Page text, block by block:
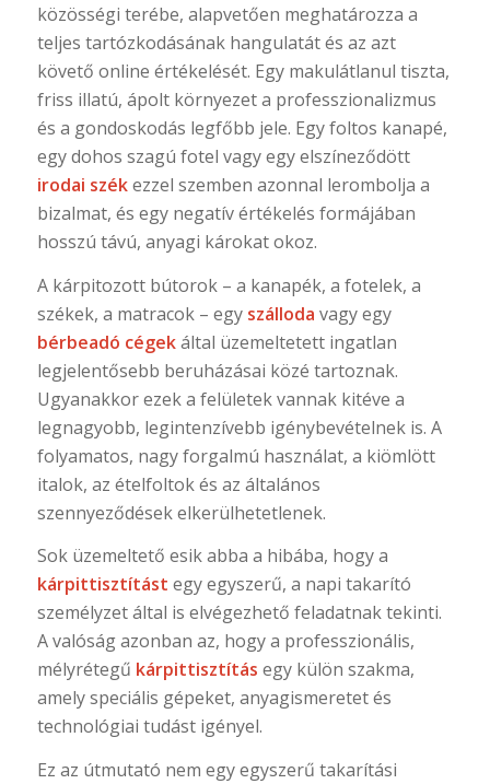
közösségi terébe, alapvetően meghatározza a
teljes tartózkodásának hangulatát és az azt
követő online értékelését. Egy makulátlanul tiszta,
friss illatú, ápolt környezet a professzionalizmus
és a gondoskodás legfőbb jele. Egy foltos kanapé,
egy dohos szagú fotel vagy egy elszíneződött
irodai székezzel szemben azonnal lerombolja a
bizalmat, és egy negatív értékelés formájában
hosszú távú, anyagi károkat okoz.
A kárpitozott bútorok – a kanapék, a fotelek, a
székek, a matracok – egy szálloda vagy egy
bérbeadó cégekáltal üzemeltetett ingatlan
legjelentősebb beruházásai közé tartoznak.
Ugyanakkor ezek a felületek vannak kitéve a
legnagyobb, legintenzívebb igénybevételnek is. A
folyamatos, nagy forgalmú használat, a kiömlött
italok, az ételfoltok és az általános
szennyeződések elkerülhetetlenek.
Sok üzemeltető esik abba a hibába, hogy a
kárpittisztítást egy egyszerű, a napi takarító
személyzet által is elvégezhető feladatnak tekinti.
A valóság azonban az, hogy a professzionális,
mélyrétegű kárpittisztítás egy külön szakma,
amely speciális gépeket, anyagismeretet és
technológiai tudást igényel.
Ez az útmutató nem egy egyszerű takarítási